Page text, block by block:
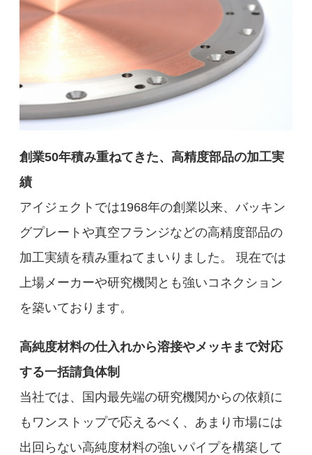
創業50年積み重ねてきた、高精度部品の加工実
績
アイジェクトでは1968年の創業以来、バッキン
グプレートや真空フランジなどの高精度部品の
加工実績を積み重ねてまいりました。 現在では
上場メーカーや研究機関とも強いコネクション
を築いております。
高純度材料の仕入れから溶接やメッキまで対応
する一括請負体制
当社では、国内最先端の研究機関からの依頼に
もワンストップで応えるべく、あまり市場には
出回らない高純度材料の強いパイプを構築して